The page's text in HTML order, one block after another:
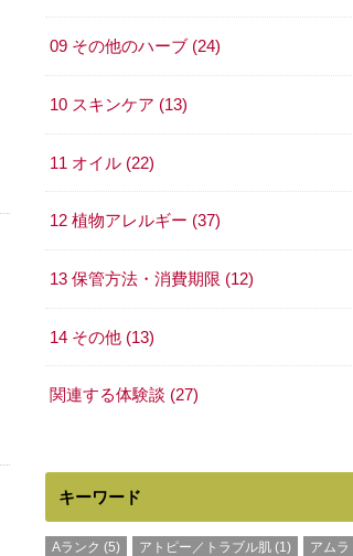
09 その他のハーブ (24)
10 スキンケア (13)
11 オイル (22)
12 植物アレルギー (37)
13 保管方法・消費期限 (12)
14 その他 (13)
関連する体験談 (27)
キーワード
Aランク (5) アトピー／トラブル肌 (1) アムラ